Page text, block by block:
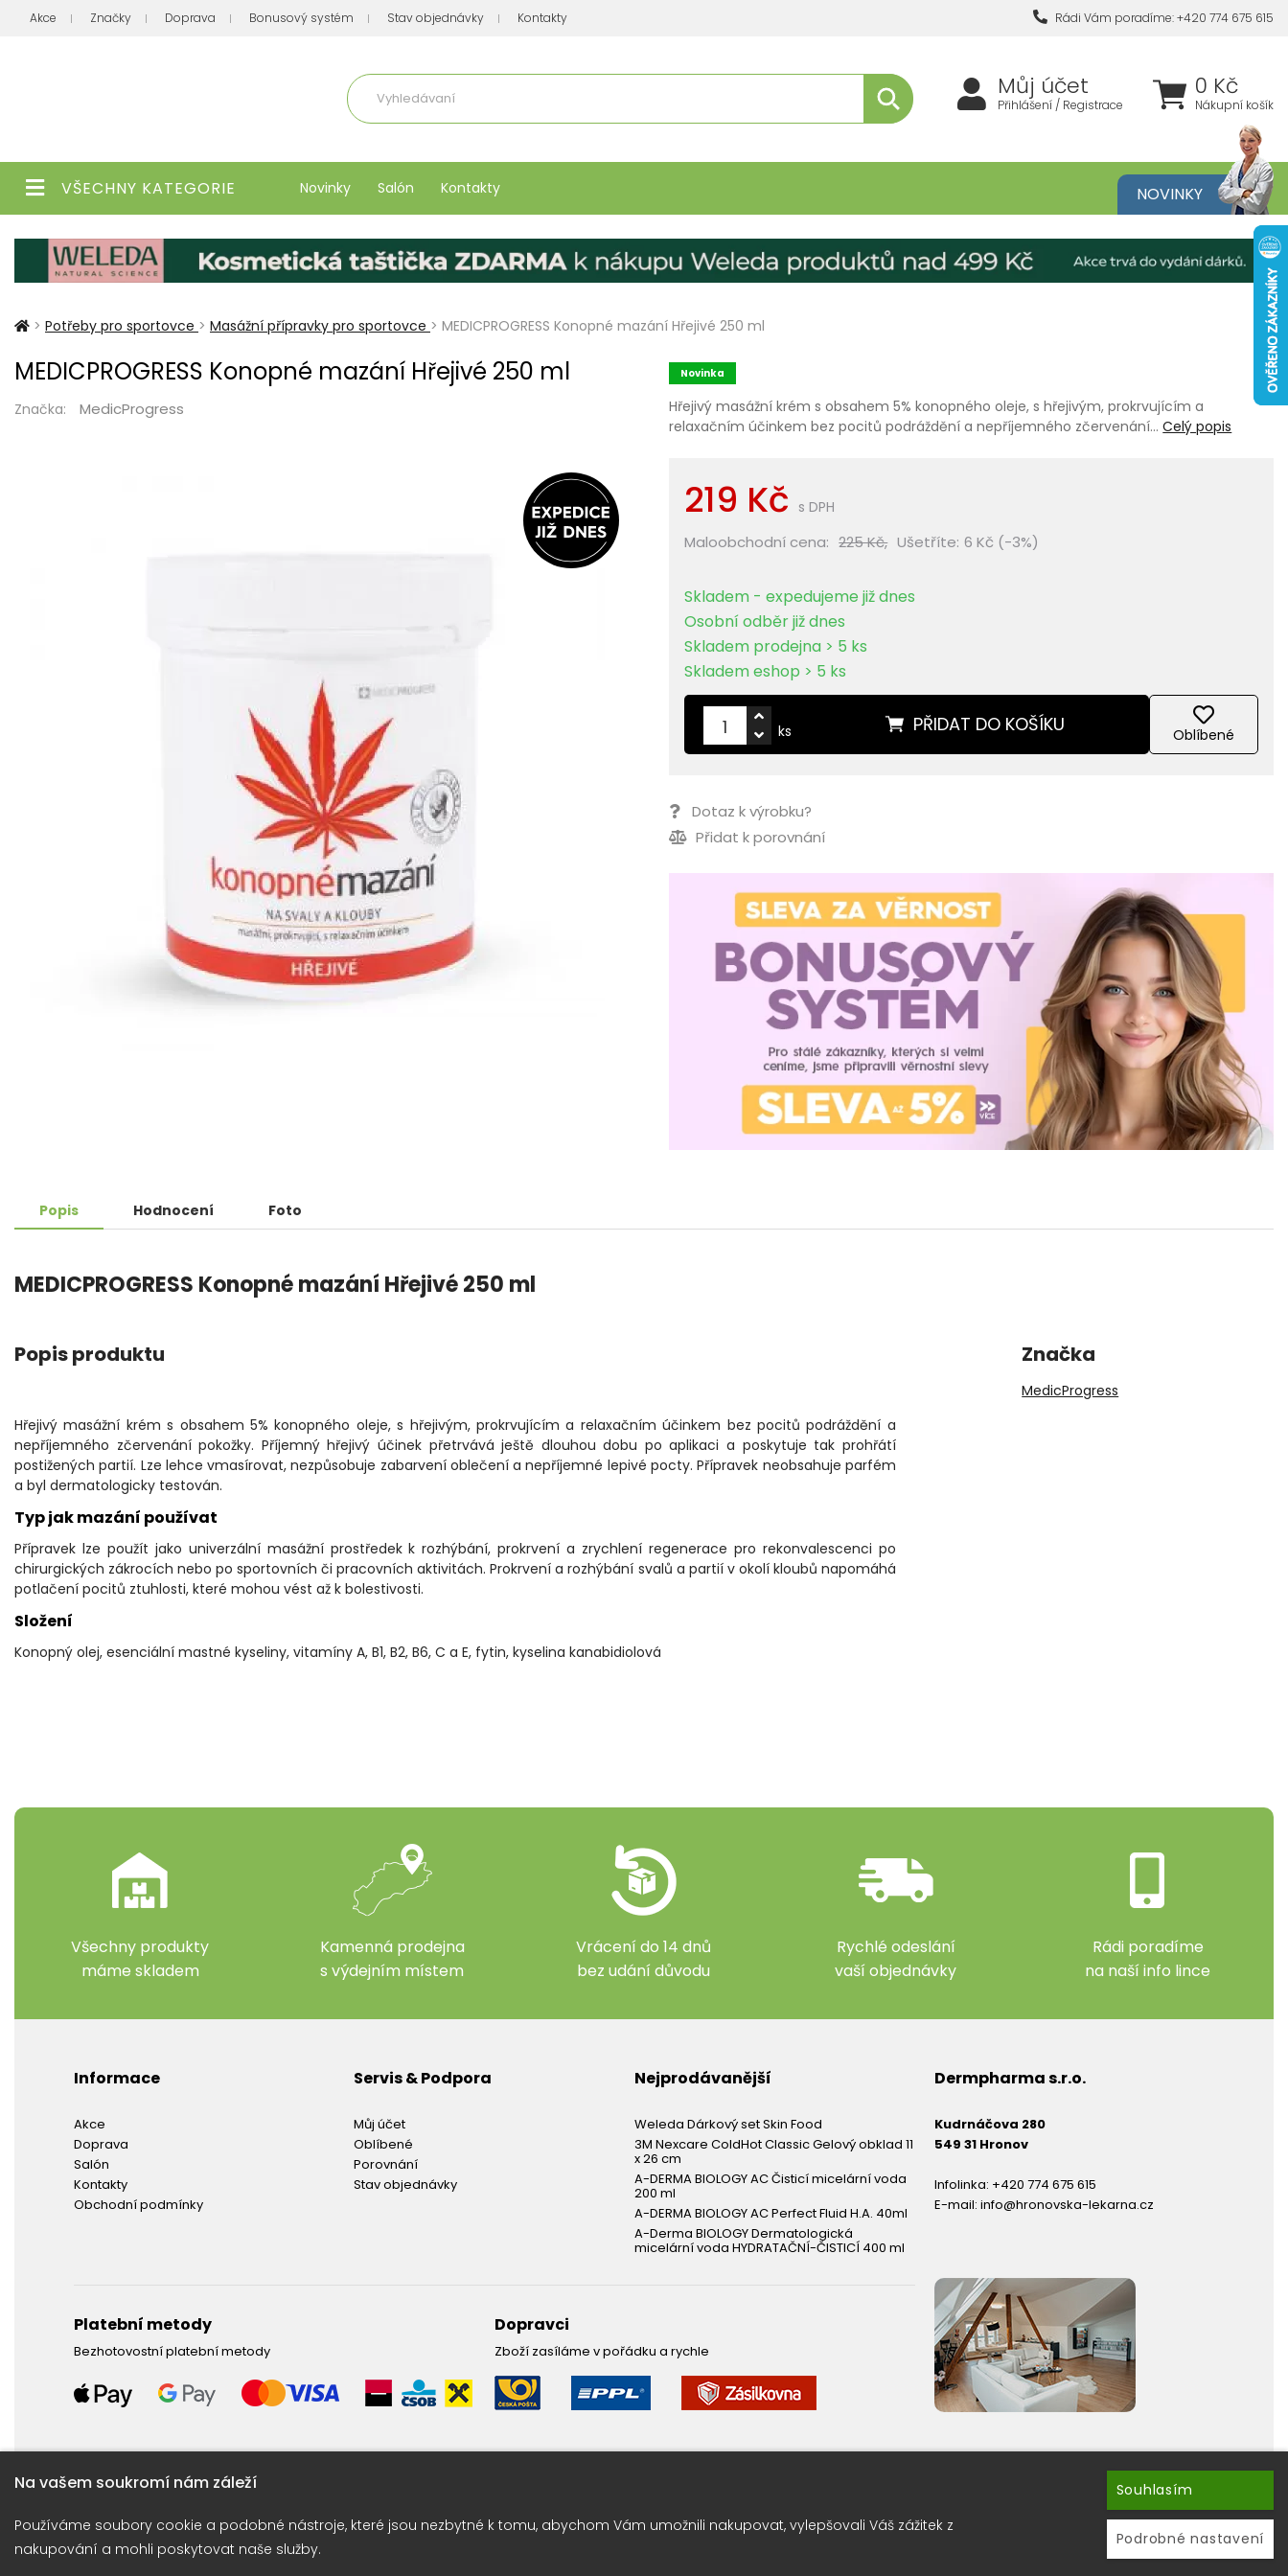
Akce Značky Doprava Bonusový systém Stav objednávky Kontakty Rádi Vám poradíme: +420 774 675 615
0 Kč
Nákupní košík
Můj účet
Přihlášení / Registrace
VŠECHNY KATEGORIE Novinky Salón Kontakty NOVINKY
> Potřeby pro sportovce > Masážní přípravky pro sportovce > MEDICPROGRESS Konopné mazání Hřejivé 250 ml
MEDICPROGRESS Konopné mazání Hřejivé 250 ml
Značka: MedicProgress
Novinka
Hřejivý masážní krém s obsahem 5% konopného oleje, s hřejivým, prokrvujícím a
relaxačním účinkem bez pocitů podráždění a nepříjemného zčervenání…Celý popis
219 Kč s DPH
Maloobchodní cena: 225 Kč, Ušetříte: 6 Kč (-3%)
Skladem - expedujeme již dnes
Osobní odběr již dnes
Skladem prodejna > 5 ks
Skladem eshop > 5 ks
PŘIDAT DO KOŠÍKU
ks Oblíbené
Dotaz k výrobku?
Přidat k porovnání
Popis Hodnocení Foto
MEDICPROGRESS Konopné mazání Hřejivé 250 ml
Popis produktu
Hřejivý masážní krém s obsahem 5% konopného oleje, s hřejivým, prokrvujícím a relaxačním účinkem bez pocitů podráždění a
nepříjemného zčervenání pokožky. Příjemný hřejivý účinek přetrvává ještě dlouhou dobu po aplikaci a poskytuje tak prohřátí
postižených partií. Lze lehce vmasírovat, nezpůsobuje zabarvení oblečení a nepříjemné lepivé pocty. Přípravek neobsahuje parfém
a byl dermatologicky testován.
Typ jak mazání používat
Přípravek lze použít jako univerzální masážní prostředek k rozhýbání, prokrvení a zrychlení regenerace pro rekonvalescenci po
chirurgických zákrocích nebo po sportovních či pracovních aktivitách. Prokrvení a rozhýbání svalů a partií v okolí kloubů napomáhá
potlačení pocitů ztuhlosti, které mohou vést až k bolestivosti.
Složení
Konopný olej, esenciální mastné kyseliny, vitamíny A, B1, B2, B6, C a E, fytin, kyselina kanabidiolová
Značka
MedicProgress
Všechny produkty
máme skladem
Kamenná prodejna
s výdejním místem
Vrácení do 14 dnů
bez udání důvodu
Rychlé odeslání
vaší objednávky
Rádi poradíme
na naší info lince
Informace
Akce
Doprava
Salón
Kontakty
Obchodní podmínky
Servis & Podpora
Můj účet
Oblíbené
Porovnání
Stav objednávky
Nejprodávanější
Weleda Dárkový set Skin Food
3M Nexcare ColdHot Classic Gelový obklad 11
x 26 cm
A-DERMA BIOLOGY AC Čisticí micelární voda
200 ml
A-DERMA BIOLOGY AC Perfect Fluid H.A. 40ml
A-Derma BIOLOGY Dermatologická
micelární voda HYDRATAČNÍ-ČISTICÍ 400 ml
Platební metody
Bezhotovostní platební metody
Dopravci
Zboží zasíláme v pořádku a rychle
Dermpharma s.r.o.
Kudrnáčova 280
549 31 Hronov
Infolinka: +420 774 675 615
E-mail: info@hronovska-lekarna.cz
Obraťte se na naší linku: +420 774 675 615 Chcete vědět o výhodných nabídkách jako první ? Přihlašte se k odběru newsletterů.
Na vašem soukromí nám záleží
Používáme soubory cookie a podobné nástroje, které jsou nezbytné k tomu, abychom Vám umožnili nakupovat, vylepšovali Váš zážitek z
nakupování a mohli poskytovat naše služby.
Souhlasím
Podrobné nastavení